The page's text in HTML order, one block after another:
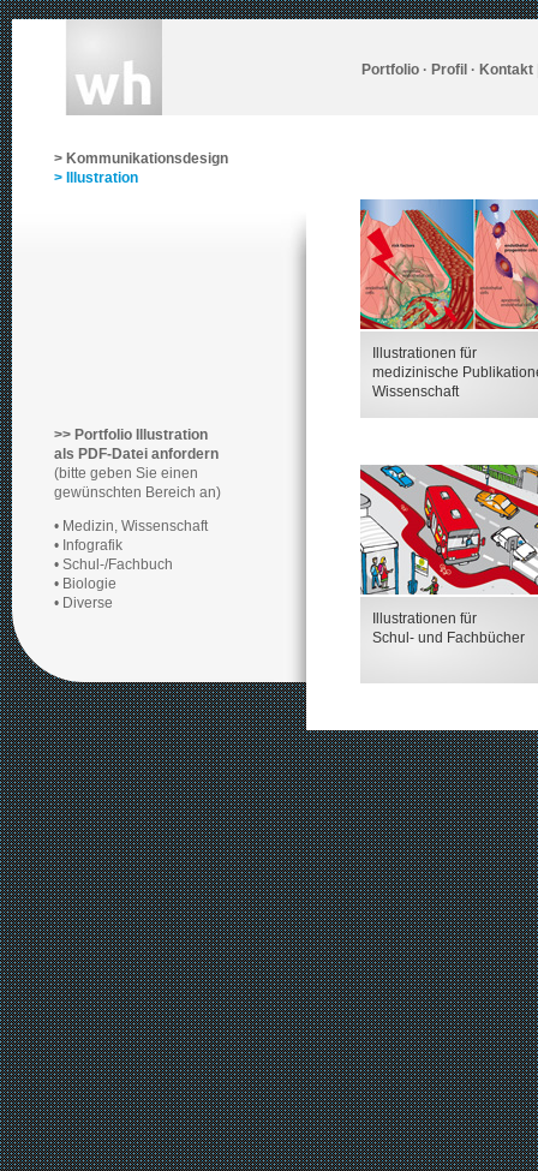
Portfolio · Profil · Kontakt
> Kommunikationsdesign
> Illustration
>> Portfolio Illustration
als PDF-Datei anfordern
(bitte geben Sie einen
gewünschten Bereich an)
• Medizin, Wissenschaft
• Infografik
• Schul-/Fachbuch
• Biologie
• Diverse
Illustrationen für
medizinische
Wissenschaft
Illustrationen für
Schul- und Fachbücher